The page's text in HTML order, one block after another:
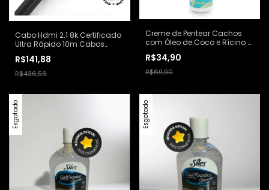
Cabo Hdmi 2.1 8k Certificado
Ultra Rápido 10m Cabos
R$141,88
R$436,56
Creme de Pentear Cachos
com Óleo de Coco e Rícino -
R$34,90
R$69,90
Esgotado Esgotado